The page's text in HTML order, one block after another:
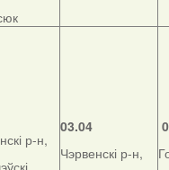
р-н,
03.04
Чэрвенскі р-н,